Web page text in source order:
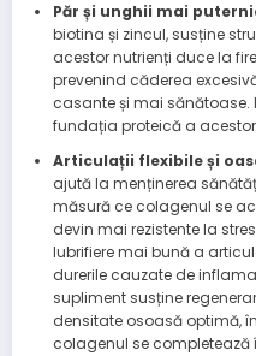
Păr și unghii mai
biotina și zincul, susține
acestor nutrienți duce la
prevenind căderea
casante și mai sănătoase.
fundația proteică a acestor
Articulații flexibile și
ajută la menținerea
măsură ce colagenul se
devin mai rezistente la
lubrifiere mai bună a
durerile cauzate de
supliment susține
densitate osoasă optimă,
colagenul se completează